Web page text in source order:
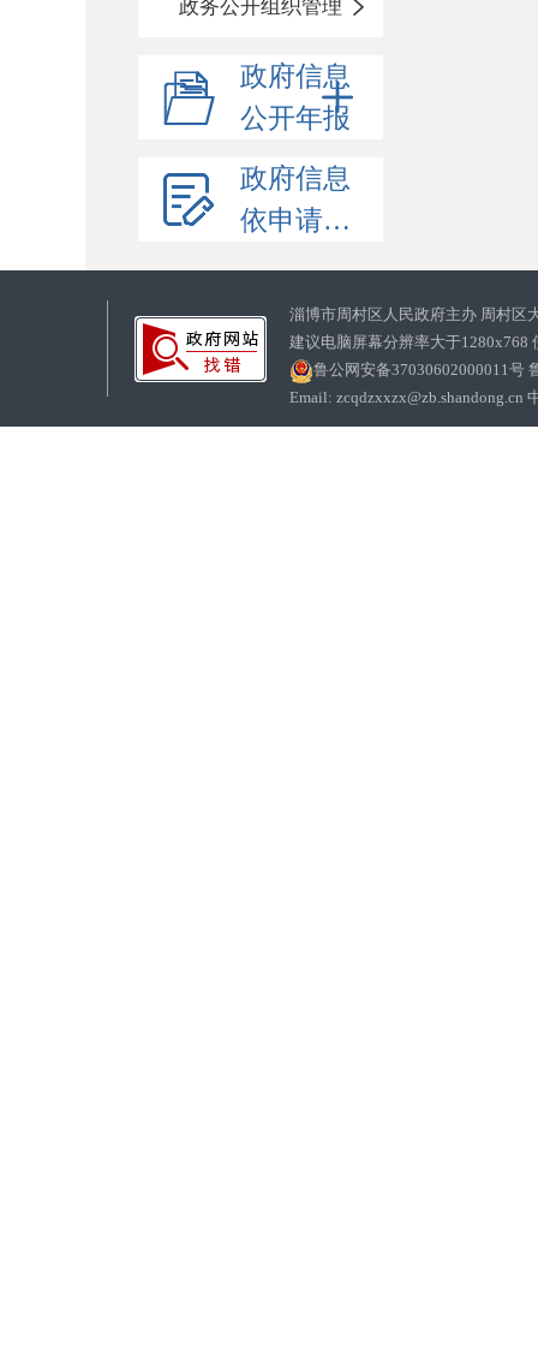
政务公开组织管理
政府信息
公开年报
政府信息
依申请公开
淄博市周村区人民政府主办 周村区
建议电脑屏幕分辨率大于1280x768
鲁公网安备37030602000011号
Email: zcqdzxxzx@zb.shandong.cn